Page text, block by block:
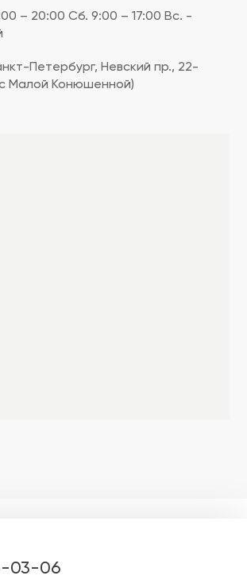
– 20:00 Сб. 9:00 – 17:00 Вс. -
Петербург, Невский пр., 22-
Малой Конюшенной)
03-06